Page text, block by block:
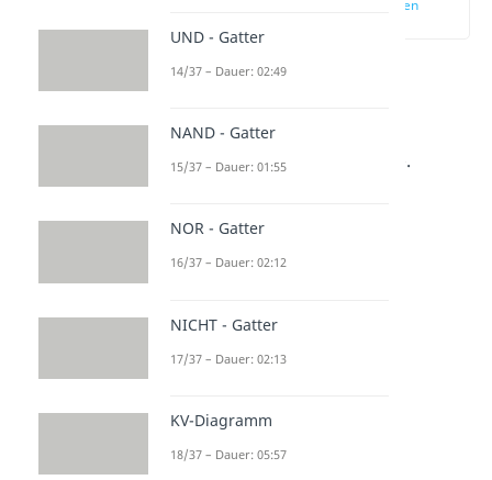
zur Stelle im Video springen
Berechne die folgende
.
Lösung zu Aufgabe 1
UND - Gatter
14/37 – Dauer: 02:49
NAND - Gatter
15/37 – Dauer: 01:55
NOR - Gatter
16/37 – Dauer: 02:12
NICHT - Gatter
17/37 – Dauer: 02:13
KV-Diagramm
18/37 – Dauer: 05:57